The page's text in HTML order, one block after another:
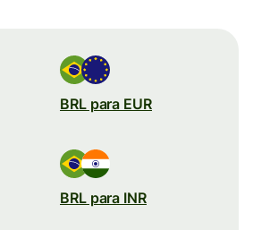
BRL para EUR
BRL para INR